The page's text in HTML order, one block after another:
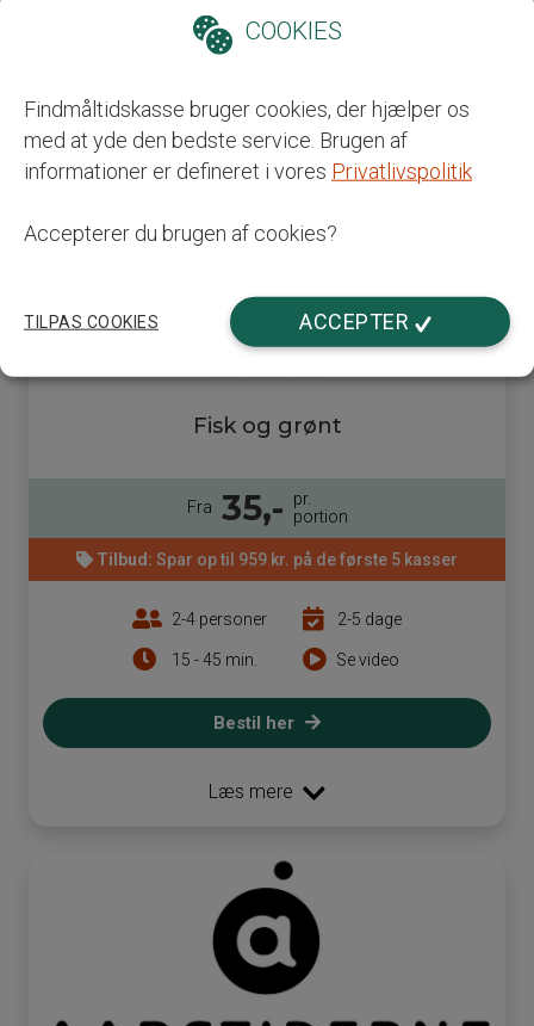
Læs mere
Fisk og grønt
Fra 35,-
pr.
portion
Tilbud: Spar op til 959 kr. på de første 5 kasser
2-4 personer
15 - 45 min.
2-5 dage
Se video
Bestil her
Læs mere
COOKIES
Findmåltidskasse bruger cookies, der hjælper os
med at yde den bedste service. Brugen af
informationer er defineret i vores Privatlivspolitik
Accepterer du brugen af cookies?
TILPAS COOKIES ACCEPTER